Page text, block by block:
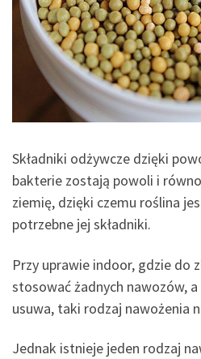
Składniki odżywcze dzięki
bakterie zostają powoli i
ziemię, dzięki czemu roślina
potrzebne jej składniki.
Przy uprawie indoor, gdzie do
stosować żadnych nawozów,
usuwa, taki rodzaj nawożenia
Jednak istnieje jeden rodzaj